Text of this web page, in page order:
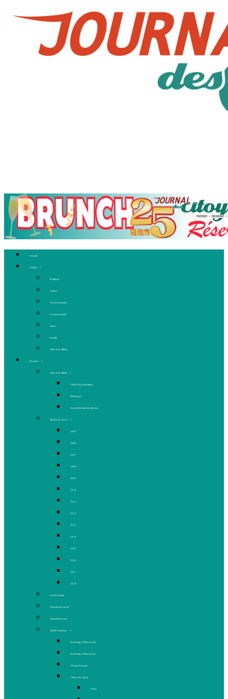
Accueil
Articles
Politique
Culture
Environnement
Communautaire
Santé
Société
Club Ado Média
Dossiers
Club Ado Média
Vidéo de présentation
Historique
Journal des jeunes citoyens
Rivière du Nord
2005
2006
2007
2008
2009
2010
2011
2012
2013
2014
2015
2016
2017
2018
Gaz de schiste
Femmes de parole
Liberté de presse
Cahiers spéciaux
Hommage à Élie Laroche
Hommage à Jean Laurin
10e anniversaire
Cahiers du Japon
2004